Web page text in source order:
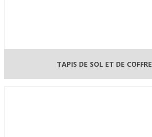
TAPIS DE SOL ET DE COFFRE